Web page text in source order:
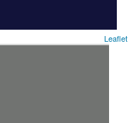
Leaflet